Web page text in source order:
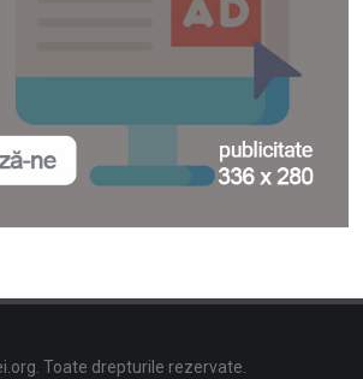
Toate drepturile rezervate.